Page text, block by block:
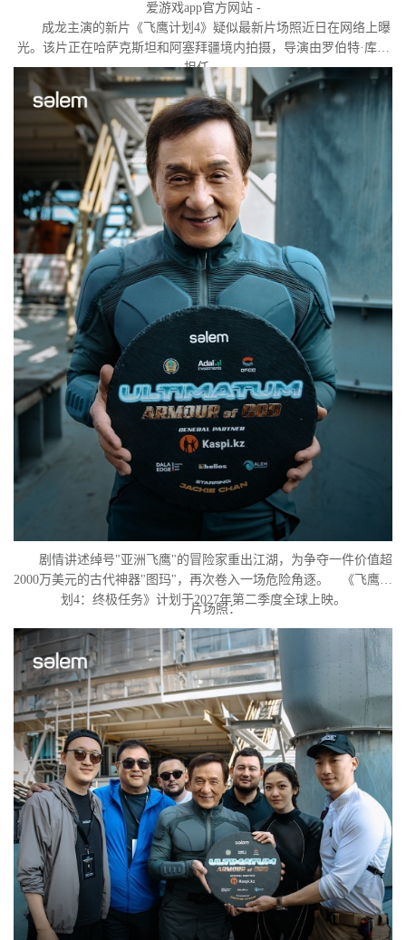
爱游戏app官方网站 -
成龙主演的新片《飞鹰计划4》疑似最新片场照近日在网络上曝
光。该片正在哈萨克斯坦和阿塞拜疆境内拍摄，导演由罗伯特·库恩
担任。
剧情讲述绰号"亚洲飞鹰"的冒险家重出江湖，为争夺一件价值超
2000万美元的古代神器"图玛"，再次卷入一场危险角逐。 《飞鹰计
划4：终极任务》计划于2027年第二季度全球上映。
片场照：